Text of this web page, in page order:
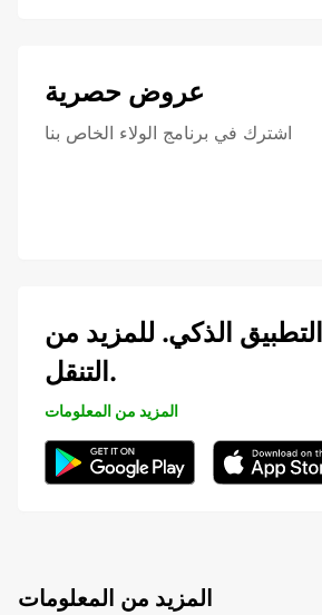
عروض حصرية
اشترك في برنامج الولاء الخاص بنا
الذكي. للمزيد من
التنقل.
المزيد من المعلومات
المزيد من المعلومات